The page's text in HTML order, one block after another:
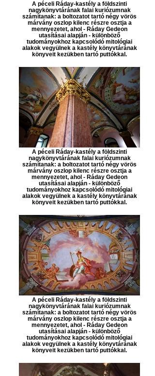
A péceli Ráday-kastély a földszinti
nagykönyvtárának falai kuriózumnak
számítanak: a boltozatot tartó négy vörös
márvány oszlop kilenc részre osztja a
mennyezetet, ahol - Ráday Gedeon
utasításai alapján - különböző
tudományokhoz kapcsolódó mitológiai
alakok vegyülnek a kastély könyvtárának
könyveit kezükben tartó puttókkal.
A péceli Ráday-kastély a földszinti
nagykönyvtárának falai kuriózumnak
számítanak: a boltozatot tartó négy vörös
márvány oszlop kilenc részre osztja a
mennyezetet, ahol - Ráday Gedeon
utasításai alapján - különböző
tudományokhoz kapcsolódó mitológiai
alakok vegyülnek a kastély könyvtárának
könyveit kezükben tartó puttókkal.
A péceli Ráday-kastély a földszinti
nagykönyvtárának falai kuriózumnak
számítanak: a boltozatot tartó négy vörös
márvány oszlop kilenc részre osztja a
mennyezetet, ahol - Ráday Gedeon
utasításai alapján - különböző
tudományokhoz kapcsolódó mitológiai
alakok vegyülnek a kastély könyvtárának
könyveit kezükben tartó puttókkal.